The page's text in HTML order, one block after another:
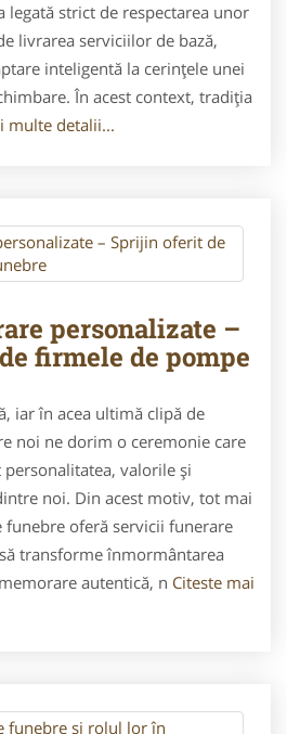
legată strict de respectarea unor
livrarea serviciilor de bază,
inteligentă la cerințele unei
În acest context, tradiția
multe detalii...
personalizate –
firmele de pompe
iar în acea ultimă clipă de
noi ne dorim o ceremonie care
valorile și
noi. Din acest motiv, tot mai
oferă servicii funerare
transforme înmormântarea
autentică, n Citeste mai